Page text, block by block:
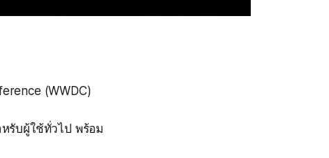
(WWDC)
รับผู้ใช้ทั่วไป พร้อม